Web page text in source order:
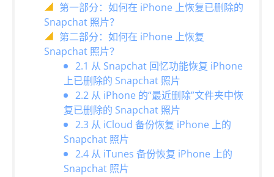
第一部分：如何在 iPhone 上恢复已删除的
Snapchat 照片？
第二部分：如何在 iPhone 上恢复
Snapchat 照片？
2.1 从 Snapchat 回忆功能恢复 iPhone
上已删除的 Snapchat 照片
2.2 从 iPhone 的“最近删除”文件夹中恢
复已删除的 Snapchat 照片
2.3 从 iCloud 备份恢复 iPhone 上的
Snapchat 照片
2.4 从 iTunes 备份恢复 iPhone 上的
Snapchat 照片